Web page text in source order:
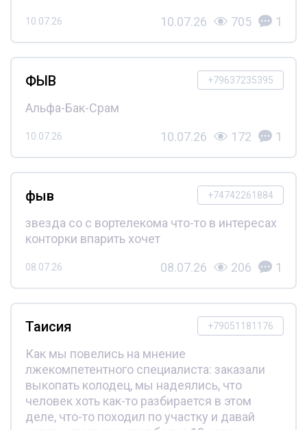
10.07.26 10.07.26 705 1
+79637235395
ФЫВ
Альфа-Бак-Срам
10.07.26 10.07.26 172 1
+74742261884
фыв
звезда со с вортелекома что-то в интересах
конторки впарить хочет
08.07.26 08.07.26 206 1
+79051181176
Таисия
Как мы повелись на мнение
лжекомпетентного специалиста: заказали
выкопать колодец, мы надеялись, что
человек хоть как-то разбирается в этом
деле, что-то походил по участку и давай